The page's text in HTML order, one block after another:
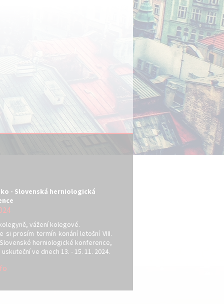
- Slovenská herniologická
vážení kolegové.
si prosím termín konání letošní VIII.
herniologické konference,
ve dnech 13. - 15. 11. 2024.